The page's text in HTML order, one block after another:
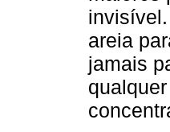
areia
jamais